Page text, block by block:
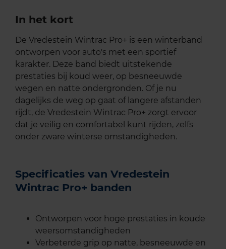
In het kort
De Vredestein Wintrac Pro+ is een winterband
ontworpen voor auto's met een sportief
karakter. Deze band biedt uitstekende
prestaties bij koud weer, op besneeuwde
wegen en natte ondergronden. Of je nu
dagelijks de weg op gaat of langere afstanden
rijdt, de Vredestein Wintrac Pro+ zorgt ervoor
dat je veilig en comfortabel kunt rijden, zelfs
onder zware winterse omstandigheden.
Specificaties van Vredestein
Wintrac Pro+ banden
Ontworpen voor hoge prestaties in koude
weersomstandigheden
Verbeterde grip op natte, besneeuwde en